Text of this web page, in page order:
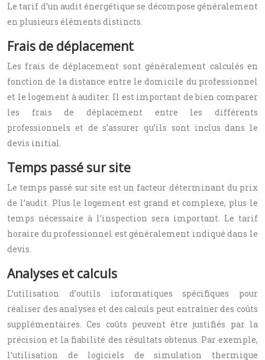
Le tarif d’un audit énergétique se décompose généralement
en plusieurs éléments distincts.
Frais de déplacement
Les frais de déplacement sont généralement calculés en
fonction de la distance entre le domicile du professionnel
et le logement à auditer. Il est important de bien comparer
les frais de déplacement entre les différents
professionnels et de s’assurer qu’ils sont inclus dans le
devis initial.
Temps passé sur site
Le temps passé sur site est un facteur déterminant du prix
de l’audit. Plus le logement est grand et complexe, plus le
temps nécessaire à l’inspection sera important. Le tarif
horaire du professionnel est généralement indiqué dans le
devis.
Analyses et calculs
L’utilisation d’outils informatiques spécifiques pour
réaliser des analyses et des calculs peut entraîner des coûts
supplémentaires. Ces coûts peuvent être justifiés par la
précision et la fiabilité des résultats obtenus. Par exemple,
l’utilisation de logiciels de simulation thermique